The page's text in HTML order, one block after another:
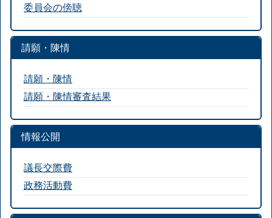
委員会の傍聴
請願・陳情
請願・陳情
請願・陳情審査結果
情報公開
議長交際費
政務活動費